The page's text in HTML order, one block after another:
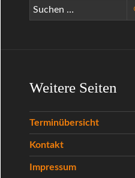
Suchen
nach:
Weitere Seiten
Terminübersicht
Kontakt
Impressum